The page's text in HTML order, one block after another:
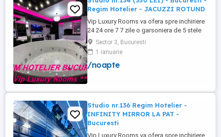
Regim Hotelier - JACUZZI ROTUND
Vip Luxury Rooms va ofera spre inchiriere
24 24 ore 7 7 zile o garsoniera de 5 stele
Luxoase cu un desing unic si deosebit in
Sector 3 Bucuresti . Garsoniera se alfa in
Complex Rezidential Nou . Acces Bariera
Monitorizare Video in Complex ( de la
Sector 3, Bucuresti
1 ianuarie
/noapte
Studio nr.136 Regim Hotelier -
INFINITY MIRROR LA PAT -
Bucuresti
Vip Luxury Rooms va ofera spre inchiriere